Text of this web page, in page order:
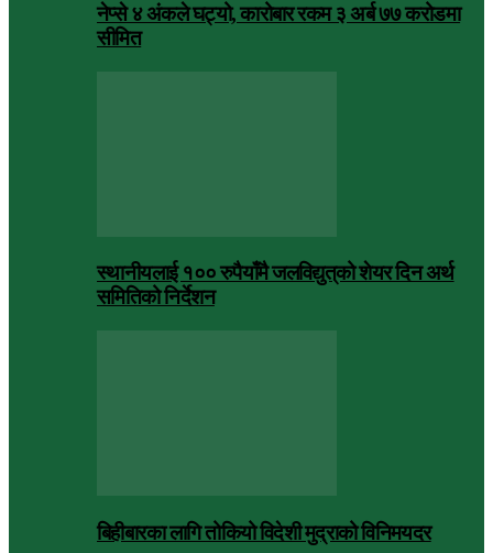
नेप्से ४ अंकले घट्यो, कारोबार रकम ३ अर्ब ७७ करोडमा
सीमित
स्थानीयलाई १०० रुपैयाँमै जलविद्युत्‌को शेयर दिन अर्थ
समितिको निर्देशन
बिहीबारका लागि तोकियो विदेशी मुद्राको विनिमयदर